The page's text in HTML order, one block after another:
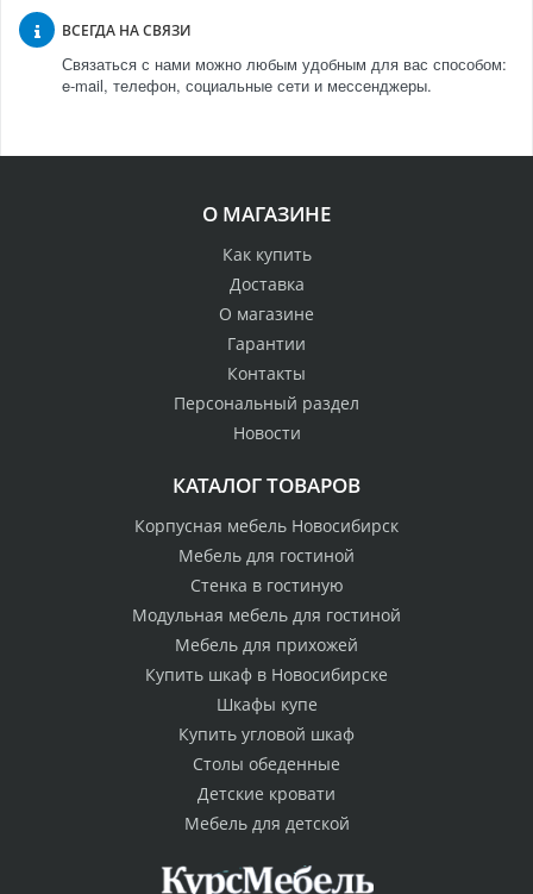
ВСЕГДА НА СВЯЗИ
Связаться с нами можно любым удобным для вас способом:
e-mail, телефон, социальные сети и мессенджеры.
О МАГАЗИНЕ
Как купить
Доставка
О магазине
Гарантии
Контакты
Персональный раздел
Новости
КАТАЛОГ ТОВАРОВ
Корпусная мебель Новосибирск
Мебель для гостиной
Стенка в гостиную
Модульная мебель для гостиной
Мебель для прихожей
Купить шкаф в Новосибирске
Шкафы купе
Купить угловой шкаф
Столы обеденные
Детские кровати
Мебель для детской